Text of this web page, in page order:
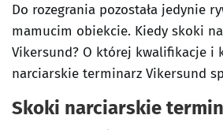
Do rozegrania pozostała jedynie
mamucim obiekcie. Kiedy skoki
Vikersund? O której kwalifikacje i
narciarskie terminarz Vikersund
Skoki narciarskie